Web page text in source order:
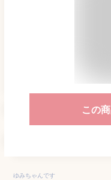
この
ゆみちゃんです